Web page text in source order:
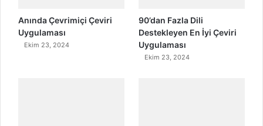
Anında Çevrimiçi Çeviri
Uygulaması
Ekim 23, 2024
90’dan Fazla Dili
Destekleyen En İyi Çeviri
Uygulaması
Ekim 23, 2024